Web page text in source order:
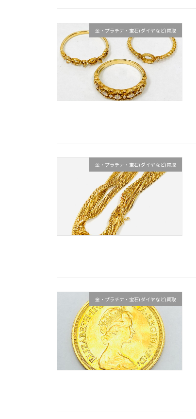
金・プラチナ・宝石(ダイヤなど)買取
金・プラチナ・宝石(ダイヤなど)買取
金・プラチナ・宝石(ダイヤなど)買取